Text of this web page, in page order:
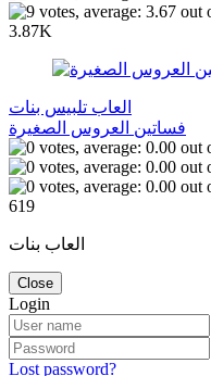
3.87K
العاب تلبيس بنات
فساتين العروس الصغيرة
619
العاب بنات
Close
Login
Lost password?